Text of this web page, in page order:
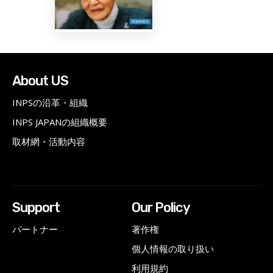
About US
INPSの沿革・組織
INPS JAPANの組織概要
取材網・活動内容
Support
パートナー
Our Policy
著作権
個人情報の取り扱い
利用規約